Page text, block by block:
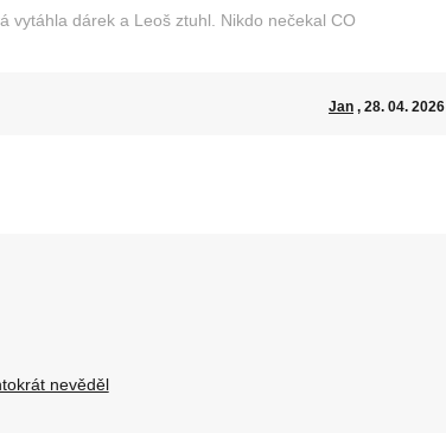
vytáhla dárek a Leoš ztuhl. Nikdo nečekal CO
Jan, 28. 04. 2026
nevěděl